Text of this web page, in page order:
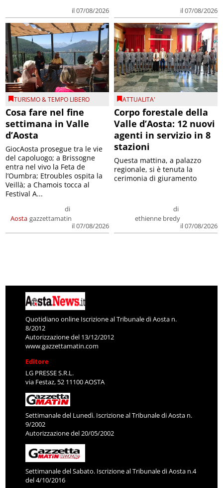
il 07/08/2026 il 07/08/2026
TURISMO & TEMPO LIBERO
Cosa fare nel fine
settimana in Valle
d’Aosta
Aosta
di
gazzettamatin
il 07/08/2026
GiocAosta prosegue tra le vie
del capoluogo; a Brissogne
entra nel vivo la Feta de
l’Oumbra; Etroubles ospita la
Veillà; a Chamois tocca al
Festival A...
ATTUALITA'
Corpo forestale della
Valle d’Aosta: 12 nuovi
agenti in servizio in 8
stazioni
di
ethienne bredy
il 07/08/2026
Questa mattina, a palazzo
regionale, si è tenuta la
cerimonia di giuramento
Quotidiano online Iscrizione al Tribunale di Aosta n.
8/2012
Autorizzazione del 13/12/2012
www.gazzettamatin.com
Editore
LG PRESSE S.R.L.
via Festaz, 52 11100 AOSTA
Settimanale del Lunedì. Iscrizione al Tribunale di Aosta n.
9/2002
Autorizzazione del 20/05/2002
Settimanale del Sabato. Iscrizione al Tribunale di Aosta n.4
del 4/10/2016